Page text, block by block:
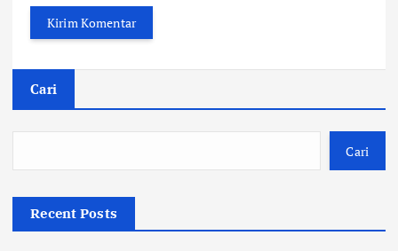
Cari
Cari
Recent Posts